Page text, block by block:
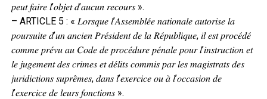
𝑝𝑒𝑢𝑡 𝑓𝑎𝑖𝑟𝑒 𝑙’𝑜𝑏𝑗𝑒𝑡 𝑑’𝑎𝑢𝑐𝑢𝑛 𝑟𝑒𝑐𝑜𝑢𝑟𝑠 ».
– ARTICLE 5 : « 𝐿𝑜𝑟𝑠𝑞𝑢𝑒 𝑙’𝐴𝑠𝑠𝑒𝑚𝑏𝑙𝑒́𝑒 𝑛𝑎𝑡𝑖𝑜𝑛𝑎𝑙𝑒 𝑎𝑢𝑡𝑜𝑟𝑖𝑠𝑒 𝑙𝑎
𝑝𝑜𝑢𝑟𝑠𝑢𝑖𝑡𝑒 𝑑’𝑢𝑛 𝑎𝑛𝑐𝑖𝑒𝑛 𝑃𝑟𝑒́𝑠𝑖𝑑𝑒𝑛𝑡 𝑑𝑒 𝑙𝑎 𝑅𝑒́𝑝𝑢𝑏𝑙𝑖𝑞𝑢𝑒, 𝑖𝑙 𝑒𝑠𝑡 𝑝𝑟𝑜𝑐𝑒́𝑑𝑒́
𝑐𝑜𝑚𝑚𝑒 𝑝𝑟𝑒́𝑣𝑢 𝑎𝑢 𝐶𝑜𝑑𝑒 𝑑𝑒 𝑝𝑟𝑜𝑐𝑒́𝑑𝑢𝑟𝑒 𝑝𝑒́𝑛𝑎𝑙𝑒 𝑝𝑜𝑢𝑟 𝑙’𝑖𝑛𝑠𝑡𝑟𝑢𝑐𝑡𝑖𝑜𝑛 𝑒𝑡
𝑙𝑒 𝑗𝑢𝑔𝑒𝑚𝑒𝑛𝑡 𝑑𝑒𝑠 𝑐𝑟𝑖𝑚𝑒𝑠 𝑒𝑡 𝑑𝑒́𝑙𝑖𝑡𝑠 𝑐𝑜𝑚𝑚𝑖𝑠 𝑝𝑎𝑟 𝑙𝑒𝑠 𝑚𝑎𝑔𝑖𝑠𝑡𝑟𝑎𝑡𝑠 𝑑𝑒𝑠
𝑗𝑢𝑟𝑖𝑑𝑖𝑐𝑡𝑖𝑜𝑛𝑠 𝑠𝑢𝑝𝑟𝑒̂𝑚𝑒𝑠, 𝑑𝑎𝑛𝑠 𝑙’𝑒𝑥𝑒𝑟𝑐𝑖𝑐𝑒 𝑜𝑢 𝑎̀ 𝑙’𝑜𝑐𝑐𝑎𝑠𝑖𝑜𝑛 𝑑𝑒
𝑙’𝑒𝑥𝑒𝑟𝑐𝑖𝑐𝑒 𝑑𝑒 𝑙𝑒𝑢𝑟𝑠 𝑓𝑜𝑛𝑐𝑡𝑖𝑜𝑛𝑠 ».